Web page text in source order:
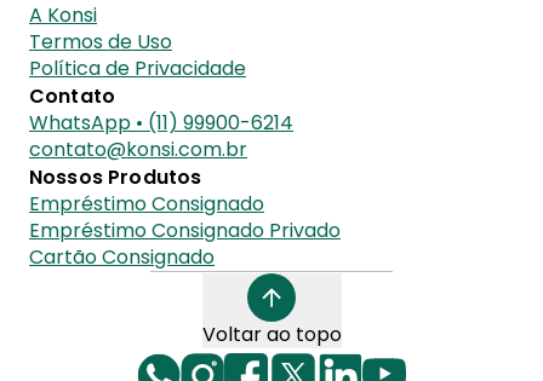
A Konsi
Termos de Uso
Política de Privacidade
Contato
WhatsApp • (11) 99900-6214
contato@konsi.com.br
Nossos Produtos
Empréstimo Consignado
Empréstimo Consignado Privado
Cartão Consignado
Voltar ao topo